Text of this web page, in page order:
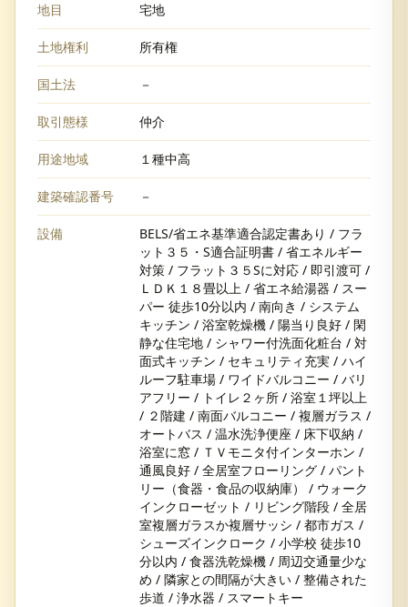
地目 宅地
土地権利 所有権
国土法 －
取引態様 仲介
用途地域 １種中高
建築確認番号 －
設備
BELS/省エネ基準適合認定書あり / フラ
ット３５・S適合証明書 / 省エネルギー
対策 / フラット３５Sに対応 / 即引渡可 /
ＬＤＫ１８畳以上 / 省エネ給湯器 / スー
パー 徒歩10分以内 / 南向き / システム
キッチン / 浴室乾燥機 / 陽当り良好 / 閑
静な住宅地 / シャワー付洗面化粧台 / 対
面式キッチン / セキュリティ充実 / ハイ
ルーフ駐車場 / ワイドバルコニー / バリ
アフリー / トイレ２ヶ所 / 浴室１坪以上
/ ２階建 / 南面バルコニー / 複層ガラス /
オートバス / 温水洗浄便座 / 床下収納 /
浴室に窓 / ＴＶモニタ付インターホン /
通風良好 / 全居室フローリング / パント
リー（食器・食品の収納庫） / ウォーク
インクローゼット / リビング階段 / 全居
室複層ガラスか複層サッシ / 都市ガス /
シューズインクローク / 小学校 徒歩10
分以内 / 食器洗乾燥機 / 周辺交通量少な
め / 隣家との間隔が大きい / 整備された
歩道 / 浄水器 / スマートキー